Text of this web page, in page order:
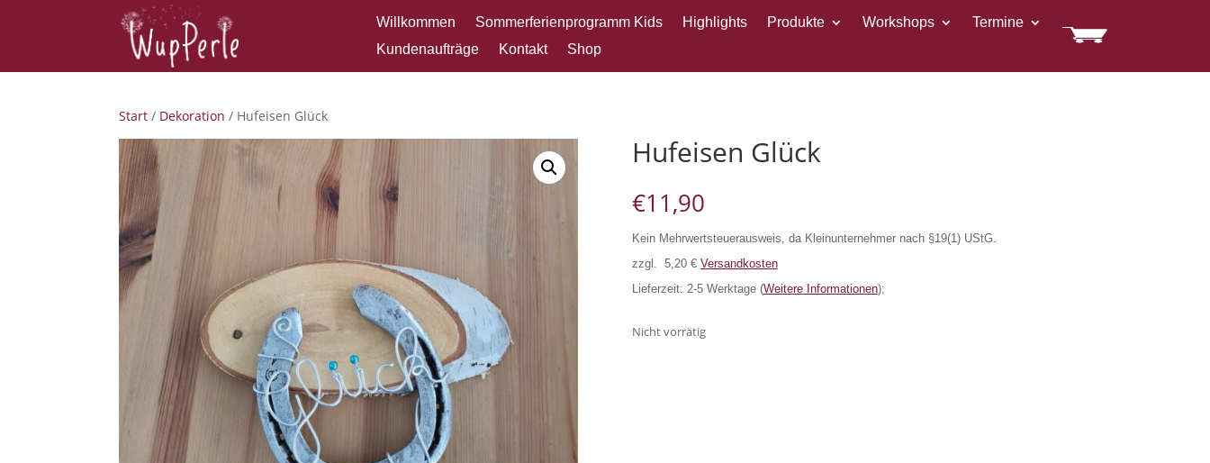
Willkommen Sommerferienprogramm Kids Highlights Produkte Workshops
Termine
Kundenaufträge
Kontakt Shop
Start / Dekoration / Hufeisen Glück
Hufeisen Glück
€11,90
Kein Mehrwertsteuerausweis, da Kleinunternehmer nach §19(1) UStG.
zzgl. 5,20 € Versandkosten
Lieferzeit: 2-5 Werktage (Weitere Informationen);
Nicht vorrätig